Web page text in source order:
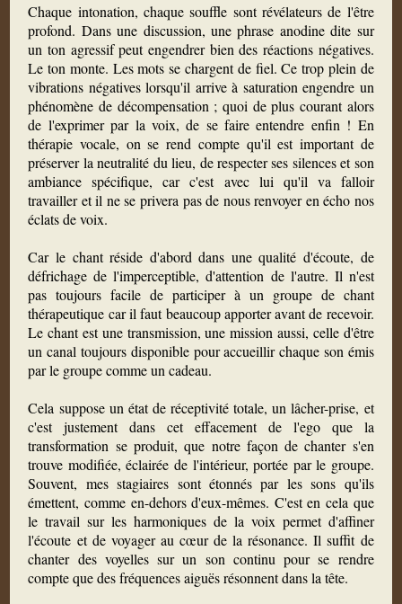
Chaque intonation, chaque souffle sont révélateurs de l'être
profond. Dans une discussion, une phrase anodine dite sur
un ton agressif peut engendrer bien des réactions négatives.
Le ton monte. Les mots se chargent de fiel. Ce trop plein de
vibrations négatives lorsqu'il arrive à saturation engendre un
phénomène de décompensation ; quoi de plus courant alors
de l'exprimer par la voix, de se faire entendre enfin ! En
thérapie vocale, on se rend compte qu'il est important de
préserver la neutralité du lieu, de respecter ses silences et son
ambiance spécifique, car c'est avec lui qu'il va falloir
travailler et il ne se privera pas de nous renvoyer en écho nos
éclats de voix.
Car le chant réside d'abord dans une qualité d'écoute, de
défrichage de l'imperceptible, d'attention de l'autre. Il n'est
pas toujours facile de participer à un groupe de chant
thérapeutique car il faut beaucoup apporter avant de recevoir.
Le chant est une transmission, une mission aussi, celle d'être
un canal toujours disponible pour accueillir chaque son émis
par le groupe comme un cadeau.
Cela suppose un état de réceptivité totale, un lâcher-prise, et
c'est justement dans cet effacement de l'ego que la
transformation se produit, que notre façon de chanter s'en
trouve modifiée, éclairée de l'intérieur, portée par le groupe.
Souvent, mes stagiaires sont étonnés par les sons qu'ils
émettent, comme en-dehors d'eux-mêmes. C'est en cela que
le travail sur les harmoniques de la voix permet d'affiner
l'écoute et de voyager au cœur de la résonance. Il suffit de
chanter des voyelles sur un son continu pour se rendre
compte que des fréquences aiguës résonnent dans la tête.